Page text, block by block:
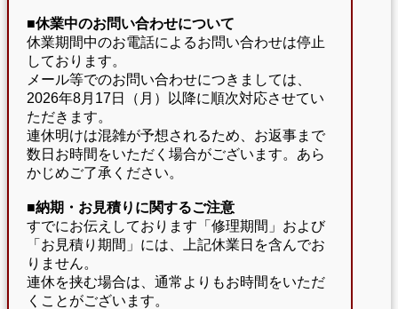
■休業中のお問い合わせについて
休業期間中のお電話によるお問い合わせは停止
しております。
メール等でのお問い合わせにつきましては、
2026年8月17日（月）以降に順次対応させてい
ただきます。
連休明けは混雑が予想されるため、お返事まで
数日お時間をいただく場合がございます。あら
かじめご了承ください。
■納期・お見積りに関するご注意
すでにお伝えしております「修理期間」および
「お見積り期間」には、上記休業日を含んでお
りません。
連休を挟む場合は、通常よりもお時間をいただ
くことがございます。